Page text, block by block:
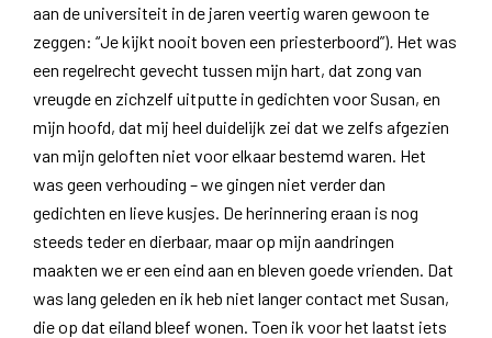
aan de universiteit in de jaren veertig waren gewoon te
zeggen: “Je kijkt nooit boven een priesterboord”) Het was
een regelrecht gevecht tussen mijn hart, dat zong van
vreugde en zichzelf uitputte in gedichten voor Susan, en
mijn hoofd, dat mij heel duidelijk zei dat we zelfs afgezien
van mijn geloften niet voor elkaar bestemd waren. Het
was geen verhouding – we gingen niet verder dan
gedichten en lieve kusjes. De herinnering eraan is nog
steeds teder en dierbaar, maar op mijn aandringen
maakten we er een eind aan en bleven goede vrienden. Dat
was lang geleden en ik heb niet langer contact met Susan,
die op dat eiland bleef wonen. Toen ik voor het laatst iets